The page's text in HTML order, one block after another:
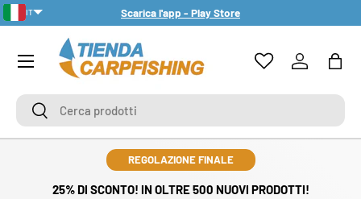
PASSA AI CONTENUTI
Scarica l'app - Play Store
CercaCerca
Accedi
REGOLAZIONE FINALE
25% DI SCONTO! IN OLTRE 500 NUOVI PRODOTTI!
IT